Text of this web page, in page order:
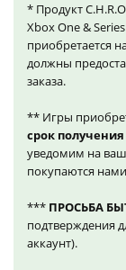
* Продукт
Xbox One &
приобретается
должны
заказа.
** Игры
срок
уведомим на
покупаются
*** ПРОСЬБА
подтверждения
аккаунт).